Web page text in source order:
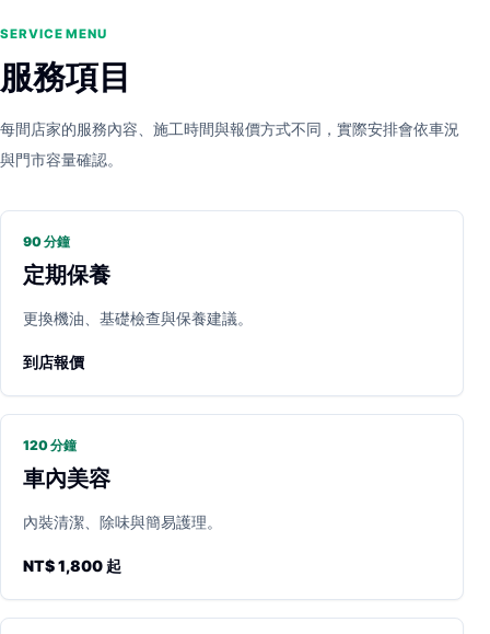
SERVICE MENU
服務項目
每間店家的服務內容、施工時間與報價方式不同，實際安排會依車況
與門市容量確認。
90 分鐘
定期保養
更換機油、基礎檢查與保養建議。
到店報價
120 分鐘
車內美容
內裝清潔、除味與簡易護理。
NT$ 1,800 起